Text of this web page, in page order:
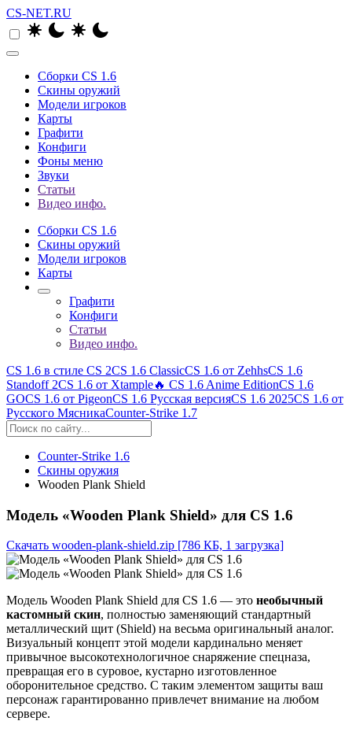
CS-NET.RU
Сборки CS 1.6
Скины оружий
Модели игроков
Карты
Графити
Конфиги
Фоны меню
Звуки
Статьи
Видео инфо.
Сборки CS 1.6
Скины оружий
Модели игроков
Карты
Графити
Конфиги
Статьи
Видео инфо.
CS 1.6 в стиле CS 2CS 1.6 ClassicCS 1.6 от ZehhsCS 1.6
Standoff 2CS 1.6 от Xtample🔥 CS 1.6 Anime EditionCS 1.6
GOCS 1.6 от PigeonCS 1.6 Русская версияCS 1.6 2025CS 1.6 от
Русского МясникаCounter-Strike 1.7
Counter-Strike 1.6
Скины оружия
Wooden Plank Shield
Модель «Wooden Plank Shield» для CS 1.6
Скачать wooden-plank-shield.zip [786 КБ, 1 загрузка]
Модель Wooden Plank Shield для CS 1.6 — это необычный
кастомный скин, полностью заменяющий стандартный
металлический щит (Shield) на весьма оригинальный аналог.
Визуальный концепт этой модели кардинально меняет
привычное высокотехнологичное снаряжение спецназа,
превращая его в суровое, кустарно изготовленное
оборонительное средство. С таким элементом защиты ваш
персонаж гарантированно привлечет внимание на любом
сервере.